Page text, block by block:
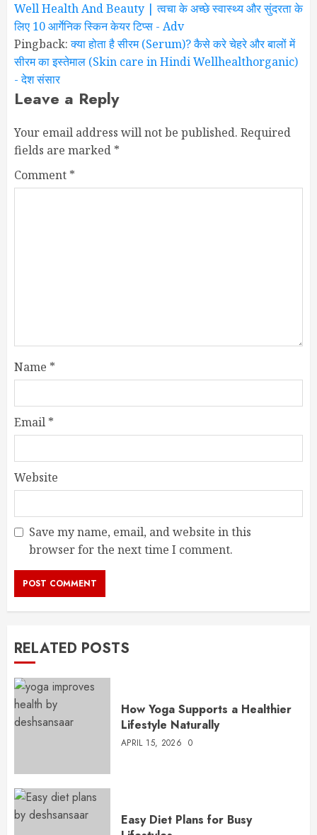
Well Health And Beauty | त्वचा के अच्छे स्वास्थ्य और सुंदरता के
लिए 10 आर्गेनिक स्किन केयर टिप्स - Adv
Pingback:क्या होता है सीरम (Serum)? कैसे करे चेहरे और बालों में
सीरम का इस्तेमाल (Skin care in Hindi Wellhealthorganic)
- देश संसार
Leave a Reply
Your email address will not be published. Required
fields are marked *
Comment *
Name *
Email *
Website
Save my name, email, and website in this
browser for the next time I comment.
RELATED POSTS
How Yoga Supports a Healthier
Lifestyle Naturally
APRIL 15, 2026 0
Easy Diet Plans for Busy